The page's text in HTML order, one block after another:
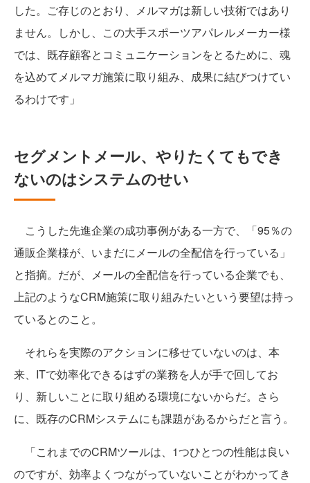
した。ご存じのとおり、メルマガは新しい技術ではあり
ません。しかし、この大手スポーツアパレルメーカー様
では、既存顧客とコミュニケーションをとるために、魂
を込めてメルマガ施策に取り組み、成果に結びつけてい
るわけです」
セグメントメール、やりたくてもでき
ないのはシステムのせい
こうした先進企業の成功事例がある一方で、「95％の
通販企業様が、いまだにメールの全配信を行っている」
と指摘。だが、メールの全配信を行っている企業でも、
上記のようなCRM施策に取り組みたいという要望は持っ
ているとのこと。
それらを実際のアクションに移せていないのは、本
来、ITで効率化できるはずの業務を人が手で回してお
り、新しいことに取り組める環境にないからだ。さら
に、既存のCRMシステムにも課題があるからだと言う。
「これまでのCRMツールは、1つひとつの性能は良い
のですが、効率よくつながっていないことがわかってき